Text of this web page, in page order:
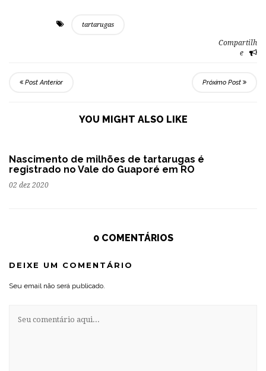
tartarugas
Compartilh
e
Post Anterior Próximo Post
YOU MIGHT ALSO LIKE
Nascimento de milhões de tartarugas é
registrado no Vale do Guaporé em RO
02 dez 2020
0 COMENTÁRIOS
DEIXE UM COMENTÁRIO
Seu email não será publicado.